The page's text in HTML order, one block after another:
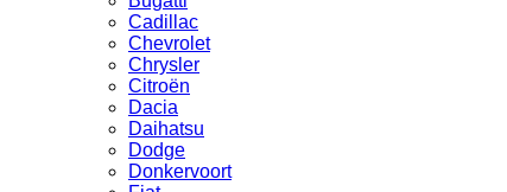
Cadillac
Chevrolet
Chrysler
Citroën
Dacia
Daihatsu
Dodge
Donkervoort